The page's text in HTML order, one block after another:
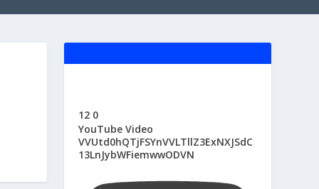
B
12 0
YouTube Video
VVUtd0hQTjFSYnVVLTllZ3ExNXJSdC
13LnJybWFiemwwODVN